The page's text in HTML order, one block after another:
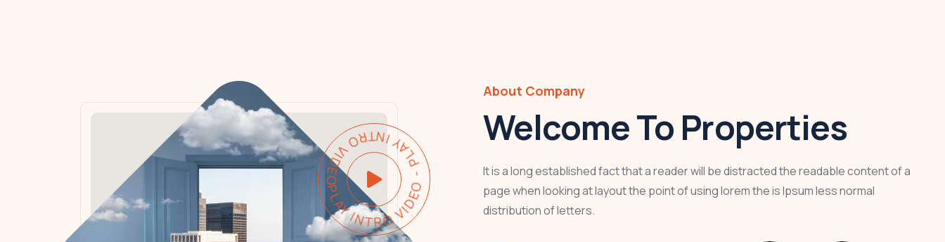
PLAY INTRO VIDEO - PLAY INTRO VIDEO -
About Company
Welcome To Properties
It is a long established fact that a reader will be distracted the readable content of a
page when looking at layout the point of using lorem the is Ipsum less normal
distribution of letters.